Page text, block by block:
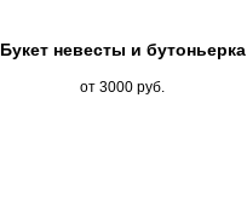
Букет невесты и бутоньерка
от 3000 руб.